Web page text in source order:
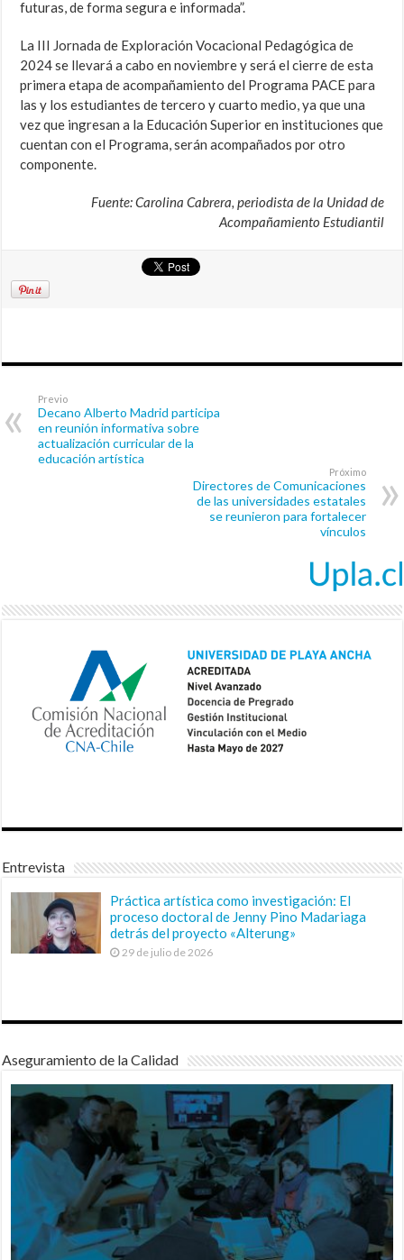
futuras, de forma segura e informada”.
La III Jornada de Exploración Vocacional Pedagógica de
2024 se llevará a cabo en noviembre y será el cierre de esta
primera etapa de acompañamiento del Programa PACE para
las y los estudiantes de tercero y cuarto medio, ya que una
vez que ingresan a la Educación Superior en instituciones que
cuentan con el Programa, serán acompañados por otro
componente.
Fuente: Carolina Cabrera, periodista de la Unidad de
Acompañamiento Estudiantil
Previo
Decano Alberto Madrid participa
en reunión informativa sobre
actualización curricular de la
educación artística
Próximo
Directores de Comunicaciones
de las universidades estatales
se reunieron para fortalecer
vínculos
Entrevista
Práctica artística como investigación: El
proceso doctoral de Jenny Pino Madariaga
detrás del proyecto «Alterung»
29 de julio de 2026
Aseguramiento de la Calidad